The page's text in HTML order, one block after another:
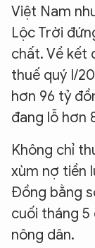
Việt Nam
Lộc Trời
chất. Về kết
thuế quý I/
hơn 96 tỷ
đang lỗ hơn
Không chỉ
xùm nợ tiền
Đồng bằng
cuối tháng
nông dân.